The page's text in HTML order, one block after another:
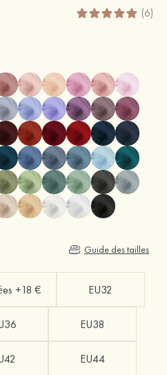
(6)
Guide des tailles
+18 € EU32
EU38
EU44